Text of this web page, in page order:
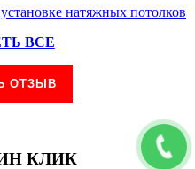
ВСЕ
ОТЗЫВ
КЛИК